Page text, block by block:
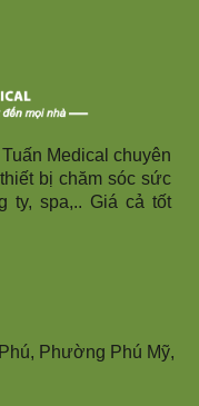
Medical chuyên
bị chăm sóc sức
ty, spa,.. Giá cả tốt
Phường Phú Mỹ,